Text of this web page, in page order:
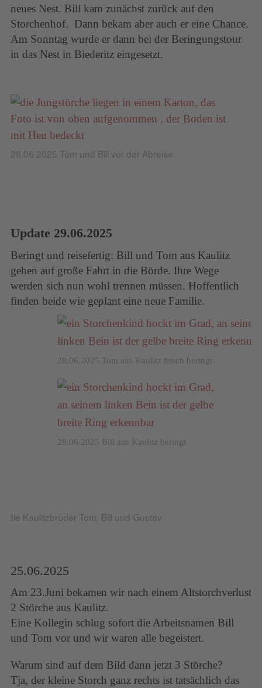
neues Nest. Bill kam zunächst zurück auf den
Storchenhof. Dann bekam aber auch er eine Chance.
Am Sonntag wurde er dann bei der Beringungstour
in das Nest in Biederitz eingesetzt.
28.06.2025 Tom und Bill vor der Abreise
Update 29.06.2025
Beringt und reisefertig: Bill und Tom aus Kaulitz
gehen auf große Fahrt in die Börde. Ihre Wege
werden sich nun wohl trennen müssen. Hoffentlich
finden beide wie geplant eine neue Familie.
28.06.2025 Tom aus Kaulitz frisch beringt
28.06.2025 Bill aus Kaulitz beringt
die Kaulitzbrüder Tom, Bill und Gustav
25.06.2025
Am 23.Juni bekamen wir nach einem Altstorchverlust
2 Störche aus Kaulitz.
Eine Kollegin schlug sofort die Arbeitsnamen Bill
und Tom vor und wir waren alle begeistert.
Warum sind auf dem Bild dann jetzt 3 Störche?
Tja, der kleine Storch ganz rechts ist tatsächlich das